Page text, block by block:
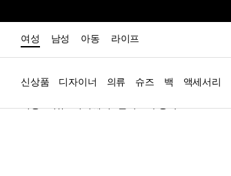
여성 남성 아동 라이프
신상품 디자이너 의류 슈즈 백 액세서리